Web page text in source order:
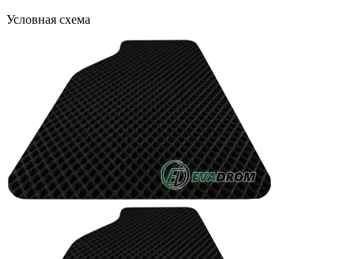
Условная схема